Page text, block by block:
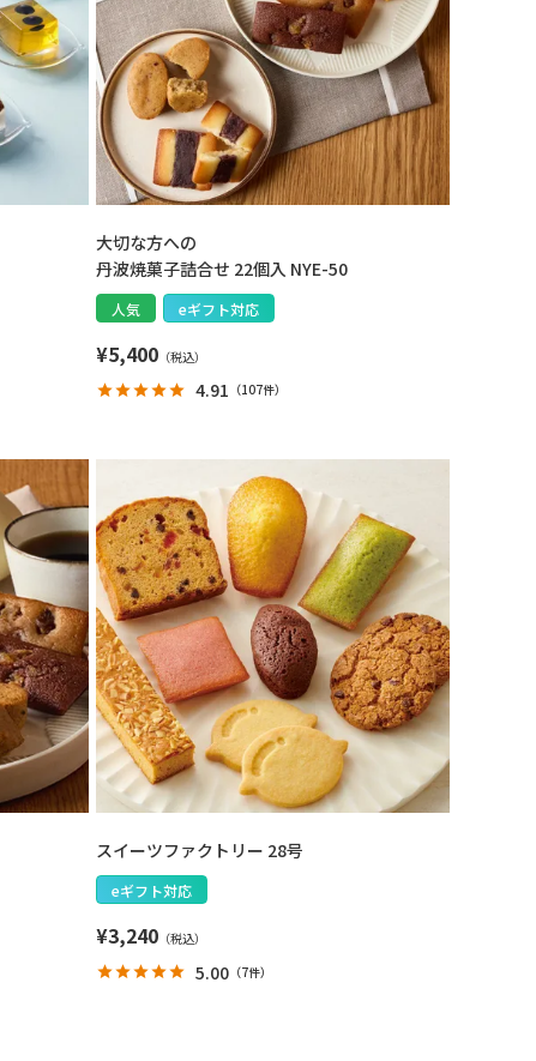
大切な方への
丹波焼菓子詰合せ 22個入 NYE-50
人気 eギフト対応
¥5,400
4.91 （107件）
スイーツファクトリー 28号
eギフト対応
¥3,240
5.00（7件）